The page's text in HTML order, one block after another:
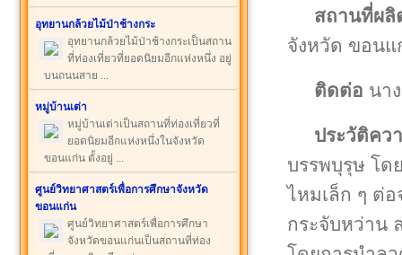
อุทยานกล้วยไม้ป่าช้างกระ
อุทยานกล้วยไม้ป่าช้างกระเป็นสถาน
ที่ท่องเที่ยวที่ยอดนิยมอีกแห่งหนึ่ง อยู่
บนถนนสาย ...
หมู่บ้านเต่า
หมู่บ้านเต่าเป็นสถานที่ท่องเที่ยวที่
ยอดนิยมอีกแห่งหนึ่งในจังหวัด
ขอนแก่น ตั้งอยู่ ...
ศูนย์วิทยาศาสตร์เพื่อการศึกษาจังหวัด
ขอนแก่น
ศูนย์วิทยาศาสตร์เพื่อการศึกษา
จังหวัดขอนแก่นเป็นสถานที่ท่อง
สถานที่ผลิ
จังหวัด ขอนแ
ติดต่อ นา
ประวัติคว
บรรพบุรุษ โด
ไหมเล็ก ๆ ต่
กระจับหว่าน